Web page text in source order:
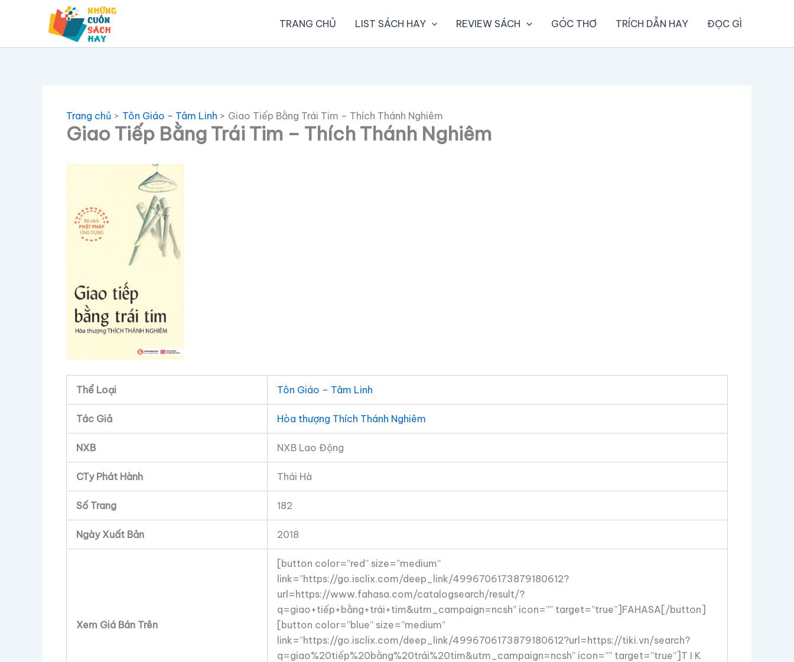
TRANG CHỦ LIST SÁCH HAY REVIEW SÁCH GÓC THƠ TRÍCH DẪN HAY ĐỌC GÌ
Trang chủ Tôn Giáo - Tâm Linh Giao Tiếp Bằng Trái Tim – Thích Thánh Nghiêm
Giao Tiếp Bằng Trái Tim – Thích Thánh Nghiêm
Thể Loại Tôn Giáo – Tâm Linh
Tác Giả Hòa thượng Thích Thánh Nghiêm
NXB NXB Lao Động
CTy Phát Hành Thái Hà
Số Trang 182
Ngày Xuất Bản 2018
Xem Giá Bán Trên
[button color=”red” size=”medium”
link=”https://go.isclix.com/deep_link/4996706173879180612?
url=https://www.fahasa.com/catalogsearch/result/?
q=giao+tiếp+bằng+trái+tim&utm_campaign=ncsh” icon=”” target=”true”]FAHASA[/button]
[button color=”blue” size=”medium”
link=”https://go.isclix.com/deep_link/4996706173879180612?url=https://tiki.vn/search?
q=giao%20tiếp%20bằng%20trái%20tim&utm_campaign=ncsh” icon=”” target=”true”]T I K